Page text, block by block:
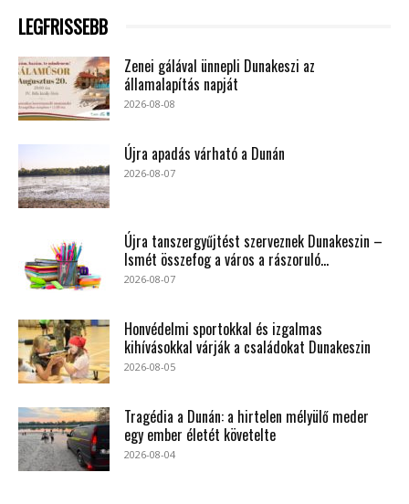
LEGFRISSEBB
Zenei gálával ünnepli Dunakeszi az
államalapítás napját
2026-08-08
Újra apadás várható a Dunán
2026-08-07
Újra tanszergyűjtést szerveznek Dunakeszin –
Ismét összefog a város a rászoruló...
2026-08-07
Honvédelmi sportokkal és izgalmas
kihívásokkal várják a családokat Dunakeszin
2026-08-05
Tragédia a Dunán: a hirtelen mélyülő meder
egy ember életét követelte
2026-08-04